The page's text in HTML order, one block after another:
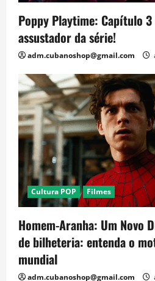
Poppy Playtime: Capítulo
assustador da série!
adm.cubanoshop@gmail.com
Cultura POP Filmes
Homem-Aranha: Um Novo
de bilheteria: entenda o
mundial
adm.cubanoshop@gmail.com